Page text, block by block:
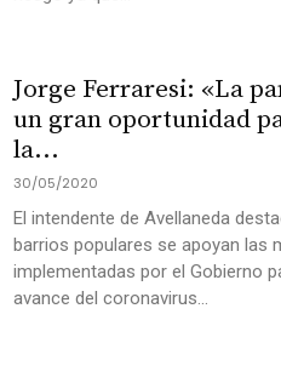
Jorge Ferraresi: «La
un gran oportunidad
la...
30/05/2020
El intendente de Avellaneda
barrios populares se apoyan las
implementadas por el Gobierno
avance del coronavirus...